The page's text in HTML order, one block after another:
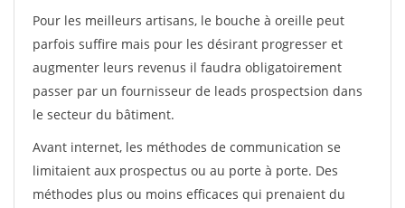
Pour les meilleurs artisans, le bouche à oreille peut
parfois suffire mais pour les désirant progresser et
augmenter leurs revenus il faudra obligatoirement
passer par un fournisseur de leads prospectsion dans
le secteur du bâtiment.
Avant internet, les méthodes de communication se
limitaient aux prospectus ou au porte à porte. Des
méthodes plus ou moins efficaces qui prenaient du